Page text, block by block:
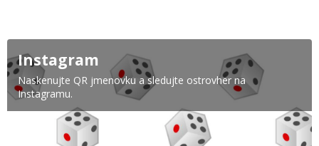
Instagram
Naskenujte QR jmenovku a sledujte ostrovher na
Instagramu.